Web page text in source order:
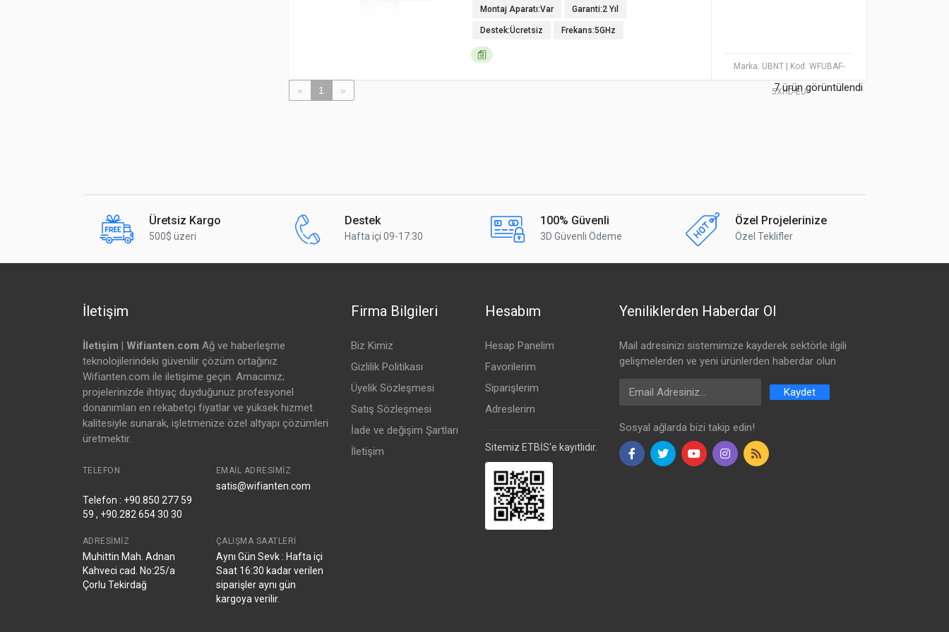
Marka: UBNT | Kod: WFUBAF-
5XHD-EU
Montaj Aparatı:Var Garanti:2 Yıl
Destek:Ücretsiz Frekans:5GHz
« 1 » 7 ürün görüntülendi
Üretsiz Kargo
500$ üzeri
Destek
Hafta içi 09-17:30
100% Güvenli
3D Güvenli Ödeme
Özel Projelerinize
Özel Teklifler
İletişim
İletişim | Wifianten.com Ağ ve haberleşme
teknolojilerindeki güvenilir çözüm ortağınız
Wifianten.com ile iletişime geçin. Amacımız;
projelerinizde ihtiyaç duyduğunuz profesyonel
donanımları en rekabetçi fiyatlar ve yüksek hizmet
kalitesiyle sunarak, işletmenize özel altyapı çözümleri
üretmektir.
TELEFON
Telefon : +90.850 277 59
59 , +90.282 654 30 30
EMAIL ADRESIMIZ
satis@wifianten.com
ADRESIMIZ
Muhittin Mah. Adnan
Kahveci cad. No:25/a
Çorlu Tekirdağ
ÇALIŞMA SAATLERI
Aynı Gün Sevk : Hafta içi
Saat 16:30 kadar verilen
siparişler aynı gün
kargoya verilir.
Firma Bilgileri
Biz Kimiz
Gizlilik Politikası
Üyelik Sözleşmesi
Satış Sözleşmesi
İade ve değişim Şartları
İletişim
Hesabım
Hesap Panelim
Favorilerim
Siparişlerim
Adreslerim
Sitemiz ETBİS'e kayıtlıdır.
Yeniliklerden Haberdar Ol
Mail adresinizi sistemimize kayderek sektörle ilgili
gelişmelerden ve yeni ürünlerden haberdar olun
Email Address
Kaydet
Sosyal ağlarda bizi takip edin!